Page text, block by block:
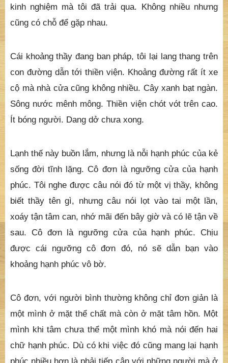
kinh nghiệm mà tôi đã trải qua. Không nhiều nhưng
cũng có chỗ để gặp nhau.
Cái khoảng thầy đang ban pháp, tôi lại lang thang trên
con đường dẫn tới thiền viện. Khoảng đường rất ít xe
cộ mà nhà cửa cũng không nhiều. Cây xanh bạt ngàn.
Sông nước mênh mông. Thiền viện chót vót trên cao.
Ít bóng người. Dang dở chưa xong.
Lạnh thế này buồn lắm, nhưng là nỗi hạnh phúc của kẻ
sống đời tĩnh lặng. Cô đơn là ngưỡng cửa của hạnh
phúc. Tôi nghe được câu nói đó từ một vị thầy, không
biết thầy tên gì, nhưng câu nói lọt vào tai một lần,
xoáy tận tâm can, nhớ mãi đến bây giờ và có lẽ tận về
sau. Cô đơn là ngưỡng cửa của hạnh phúc. Chịu
được cái ngưỡng cô đơn đó, nó sẽ dẫn bạn vào
khoảng hạnh phúc vô bờ.
Cô đơn, với người bình thường không chỉ đơn giản là
một mình ở mặt thể chất mà còn ở mặt tâm hồn. Một
mình khi tâm chưa thể một mình khó mà nói đến hai
chữ hạnh phúc. Dù có khi việc đó cũng mang lại hạnh